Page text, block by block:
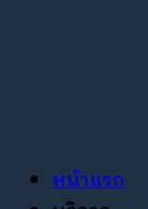
หน้าแรก